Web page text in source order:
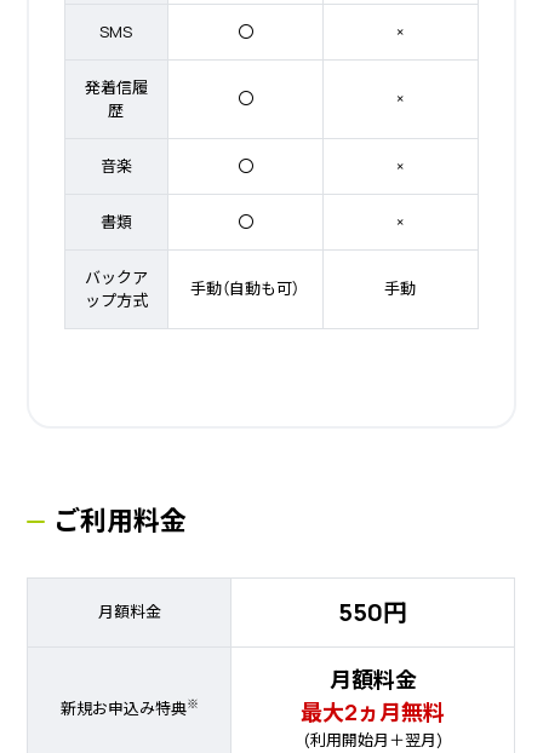
SMS 〇 ×
発着信履
歴
〇 ×
音楽 〇 ×
書類 〇 ×
バックア
ップ方式
手動（自動も可） 手動
ご利用料金
月額料金 550円
新規お申込み特典※
月額料金
最大2ヵ月無料
(利用開始月＋翌月)